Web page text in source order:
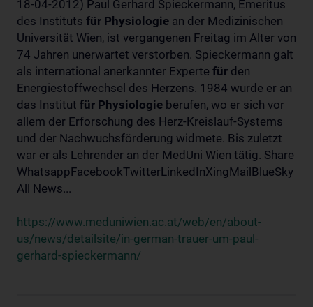
18-04-2012) Paul Gerhard Spieckermann, Emeritus
des Instituts für Physiologie an der Medizinischen
Universität Wien, ist vergangenen Freitag im Alter von
74 Jahren unerwartet verstorben. Spieckermann galt
als international anerkannter Experte für den
Energiestoffwechsel des Herzens. 1984 wurde er an
das Institut für Physiologie berufen, wo er sich vor
allem der Erforschung des Herz-Kreislauf-Systems
und der Nachwuchsförderung widmete. Bis zuletzt
war er als Lehrender an der MedUni Wien tätig. Share
WhatsappFacebookTwitterLinkedInXingMailBlueSky
All News...
https://www.meduniwien.ac.at/web/en/about-
us/news/detailsite/in-german-trauer-um-paul-
gerhard-spieckermann/